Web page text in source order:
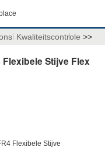
Kwaliteitscontrole >>
Stijve Flex